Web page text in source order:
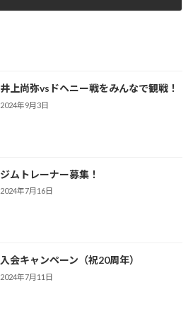
井上尚弥vsドヘニー戦をみんなで観戦！
2024年9月3日
ジムトレーナー募集！
2024年7月16日
入会キャンペーン（祝20周年）
2024年7月11日